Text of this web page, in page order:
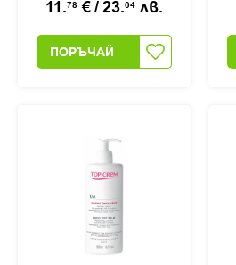
11.78 €/23.04 лв.
ПОРЪЧАЙ